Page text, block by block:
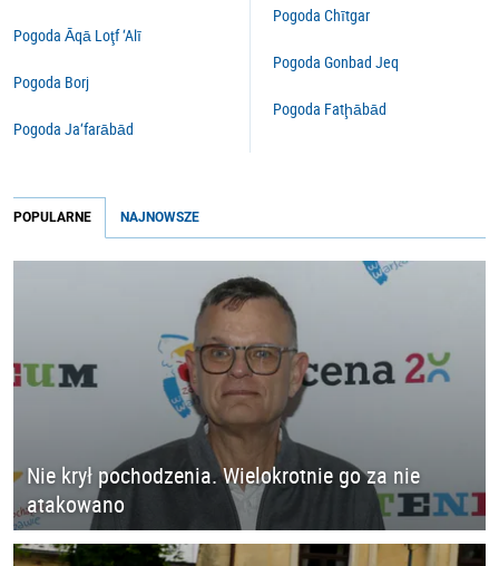
Pogoda Āqā Loţf ‘Alī
Pogoda Borj
Pogoda Ja‘farābād
Pogoda Chītgar
Pogoda Gonbad Jeq
Pogoda Fatḩābād
POPULARNE NAJNOWSZE
Nie krył pochodzenia. Wielokrotnie go za nie
atakowano